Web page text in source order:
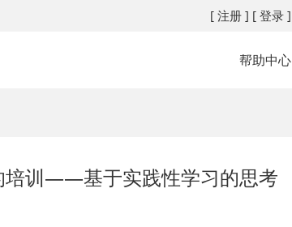
[ 注册 ] [ 登录 ]
帮助中心
培训——基于实践性学习的思考